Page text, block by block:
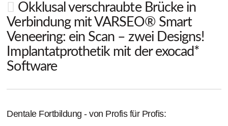
Okklusal verschraubte Brücke in
Verbindung mit VARSEO® Smart
Veneering: ein Scan – zwei Designs!
Implantatprothetik mit der exocad*
Software
Dentale Fortbildung - von Profis für Profis: